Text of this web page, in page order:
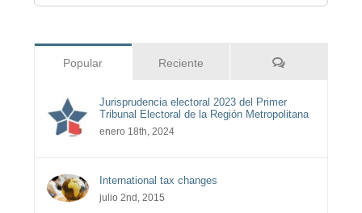
Popular Reciente Comentarios
Jurisprudencia electoral 2023 del Primer
Tribunal Electoral de la Región Metropolitana
enero 18th, 2024
International tax changes
julio 2nd, 2015